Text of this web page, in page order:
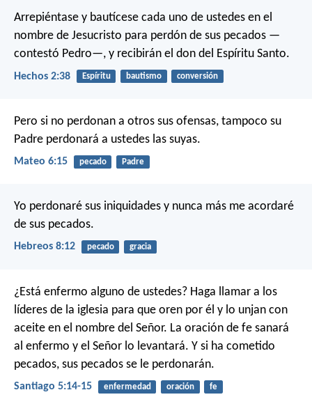
Arrepiéntase y bautícese cada uno de ustedes en el
nombre de Jesucristo para perdón de sus pecados —
contestó Pedro—, y recibirán el don del Espíritu Santo.
Hechos 2:38 Espíritu bautismo conversión
Pero si no perdonan a otros sus ofensas, tampoco su
Padre perdonará a ustedes las suyas.
Mateo 6:15 pecado Padre
Yo perdonaré sus iniquidades y nunca más me acordaré
de sus pecados.
Hebreos 8:12 pecado gracia
¿Está enfermo alguno de ustedes? Haga llamar a los
líderes de la iglesia para que oren por él y lo unjan con
aceite en el nombre del Señor. La oración de fe sanará
al enfermo y el Señor lo levantará. Y si ha cometido
pecados, sus pecados se le perdonarán.
Santiago 5:14-15 enfermedad oración fe